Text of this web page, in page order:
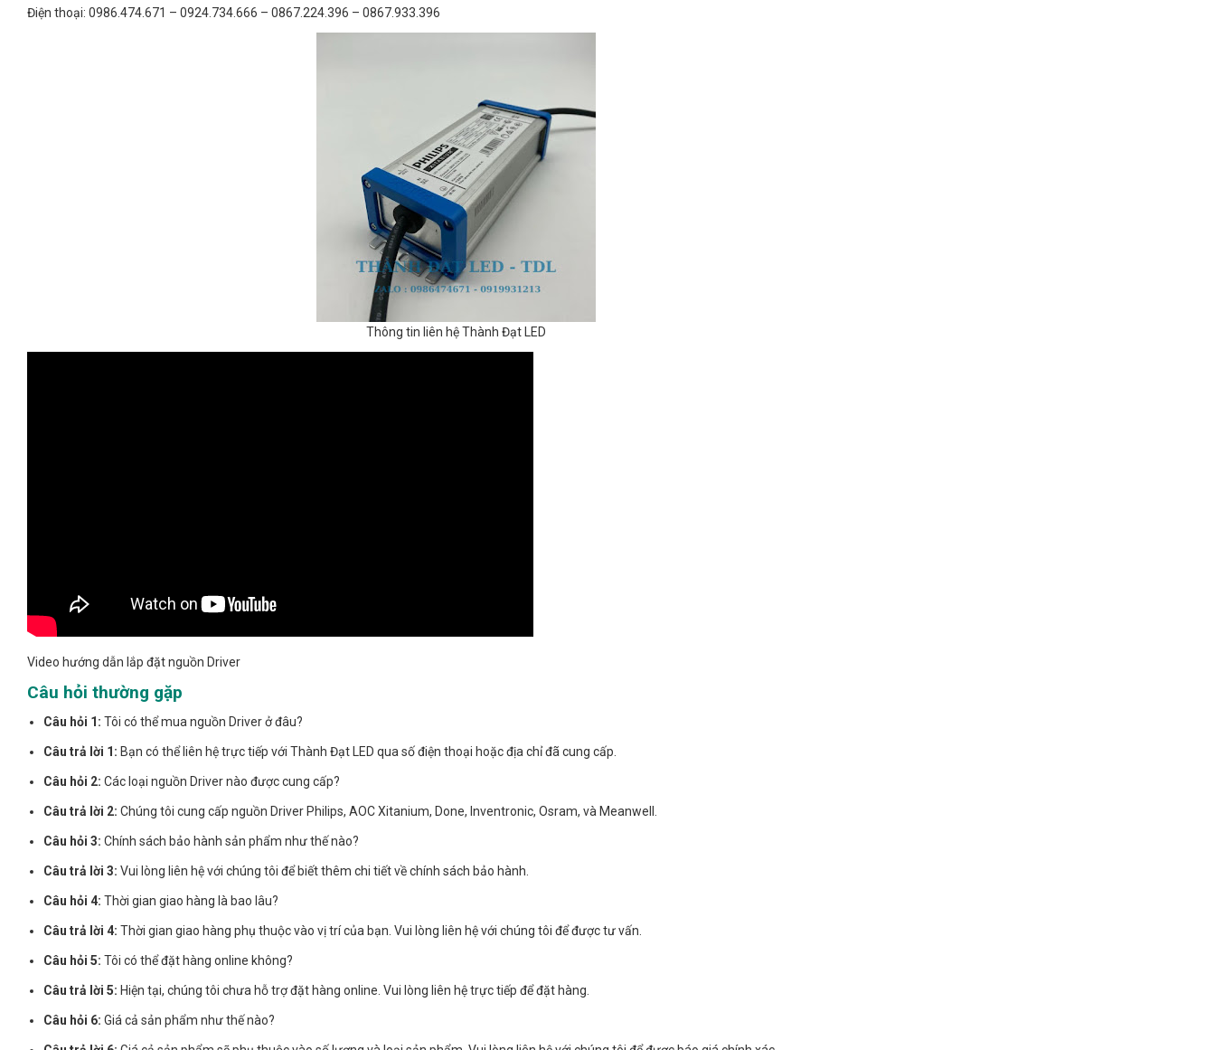
Điện thoại: 0986.474.671 – 0924.734.666 – 0867.224.396 – 0867.933.396
Thông tin liên hệ Thành Đạt LED
Video hướng dẫn lắp đặt nguồn Driver
Câu hỏi thường gặp
Câu hỏi 1: Tôi có thể mua nguồn Driver ở đâu?
Câu trả lời 1: Bạn có thể liên hệ trực tiếp với Thành Đạt LED qua số điện thoại hoặc địa chỉ đã cung cấp.
Câu hỏi 2: Các loại nguồn Driver nào được cung cấp?
Câu trả lời 2: Chúng tôi cung cấp nguồn Driver Philips, AOC Xitanium, Done, Inventronic, Osram, và Meanwell.
Câu hỏi 3: Chính sách bảo hành sản phẩm như thế nào?
Câu trả lời 3: Vui lòng liên hệ với chúng tôi để biết thêm chi tiết về chính sách bảo hành.
Câu hỏi 4: Thời gian giao hàng là bao lâu?
Câu trả lời 4: Thời gian giao hàng phụ thuộc vào vị trí của bạn. Vui lòng liên hệ với chúng tôi để được tư vấn.
Câu hỏi 5: Tôi có thể đặt hàng online không?
Câu trả lời 5: Hiện tại, chúng tôi chưa hỗ trợ đặt hàng online. Vui lòng liên hệ trực tiếp để đặt hàng.
Câu hỏi 6: Giá cả sản phẩm như thế nào?